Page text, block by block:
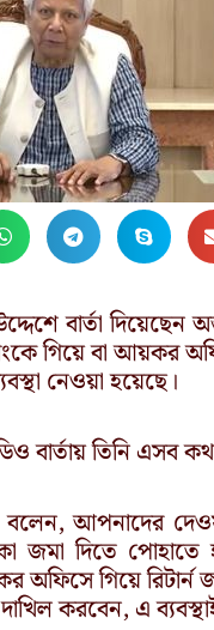
বার্তা দিয়েছেন
গিয়ে বা আয়কর
নেওয়া হয়েছে।
বার্তায় তিনি এসব
বলেন, আপনাদের
জমা দিতে
গিয়ে রিটার্ন
করবেন, এ